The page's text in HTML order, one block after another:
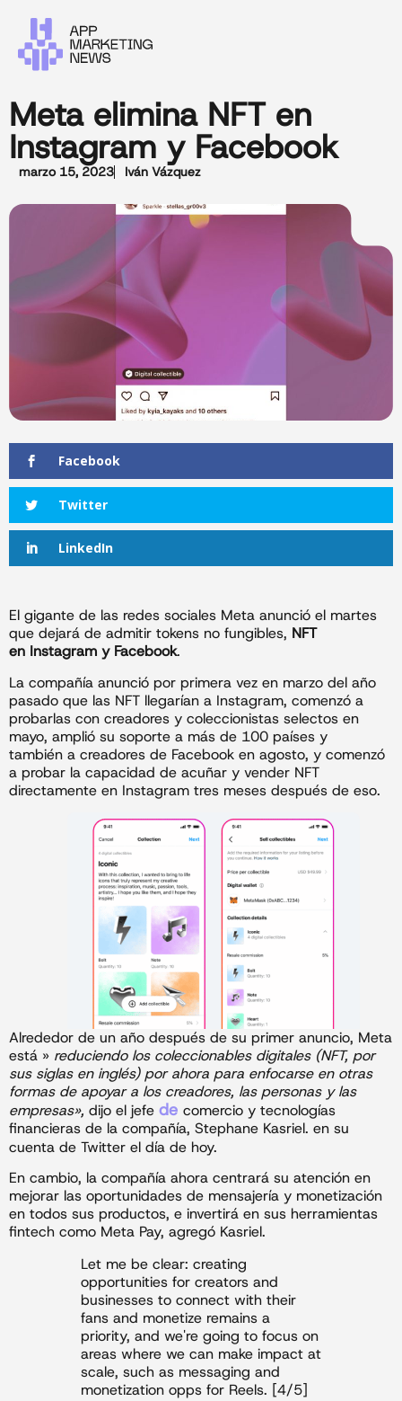
Meta elimina NFT en
Instagram y Facebook
marzo 15, 2023 Iván Vázquez
Facebook
Twitter
LinkedIn
El gigante de las redes sociales Meta anunció el martes
que dejará de admitir tokens no fungibles, NFT
en Instagram y Facebook.
La compañía anunció por primera vez en marzo del año
pasado que las NFT llegarían a Instagram, comenzó a
probarlas con creadores y coleccionistas selectos en
mayo, amplió su soporte a más de 100 países y
también a creadores de Facebook en agosto, y comenzó
a probar la capacidad de acuñar y vender NFT
directamente en Instagram tres meses después de eso.
Alrededor de un año después de su primer anuncio, Meta
está » reduciendo los coleccionables digitales (NFT, por
sus siglas en inglés) por ahora para enfocarse en otras
formas de apoyar a los creadores, las personas y las
empresas», dijo el jefe de comercio y tecnologías
financieras de la compañía, Stephane Kasriel. en su
cuenta de Twitter el día de hoy.
En cambio, la compañía ahora centrará su atención en
mejorar las oportunidades de mensajería y monetización
en todos sus productos, e invertirá en sus herramientas
fintech como Meta Pay, agregó Kasriel.
Let me be clear: creating
opportunities for creators and
businesses to connect with their
fans and monetize remains a
priority, and we're going to focus on
areas where we can make impact at
scale, such as messaging and
monetization opps for Reels. [4/5]